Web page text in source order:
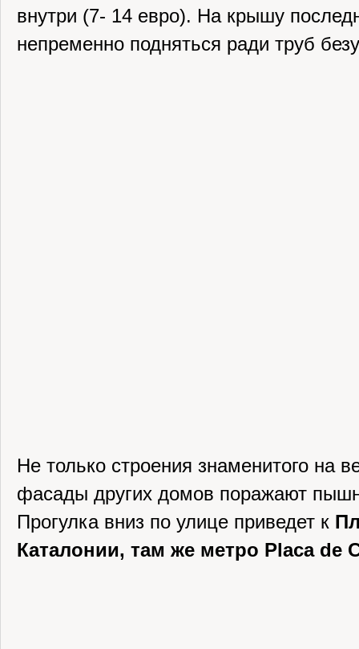
внутри (7- 14 евро). На крышу
непременно подняться ради труб
Не только строения знаменитого на
фасады других домов поражают
Прогулка вниз по улице приведет к
Каталонии, там же метро Placa de